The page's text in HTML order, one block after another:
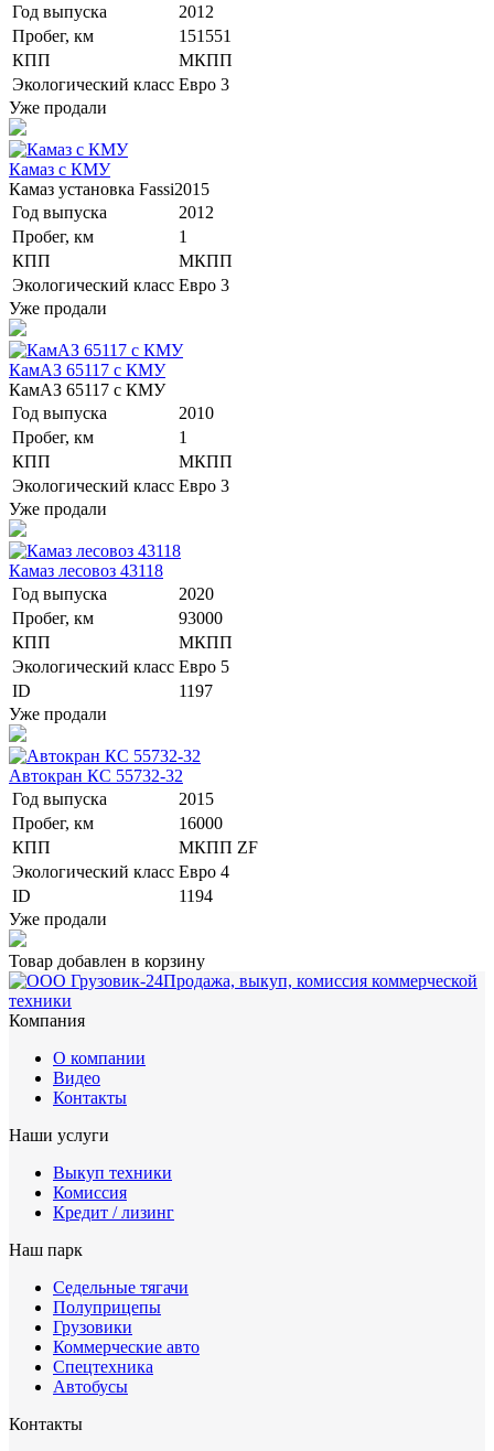
Год выпуска
2012
Пробег, км
151551
КПП
МКПП
Экологический класс Евро 3
Уже продали
Камаз с КМУ
Камаз установка Fassi2015
Год выпуска
2012
Пробег, км
1
КПП
МКПП
Экологический класс Евро 3
Уже продали
КамАЗ 65117 с КМУ
КамАЗ 65117 с КМУ
Год выпуска
2010
Пробег, км
1
КПП
МКПП
Экологический класс Евро 3
Уже продали
Камаз лесовоз 43118
Год выпуска
2020
Пробег, км
93000
КПП
МКПП
Экологический класс Евро 5
ID
1197
Уже продали
Автокран КС 55732-32
Год выпуска
2015
Пробег, км
16000
КПП
МКПП ZF
Экологический класс Евро 4
ID
1194
Уже продали
Товар добавлен в корзину
Продажа, выкуп, комиссия коммерческой
техники
Компания
О компании
Видео
Контакты
Наши услуги
Выкуп техники
Комиссия
Кредит / лизинг
Наш парк
Седельные тягачи
Полуприцепы
Грузовики
Коммерческие авто
Спецтехника
Автобусы
Контакты